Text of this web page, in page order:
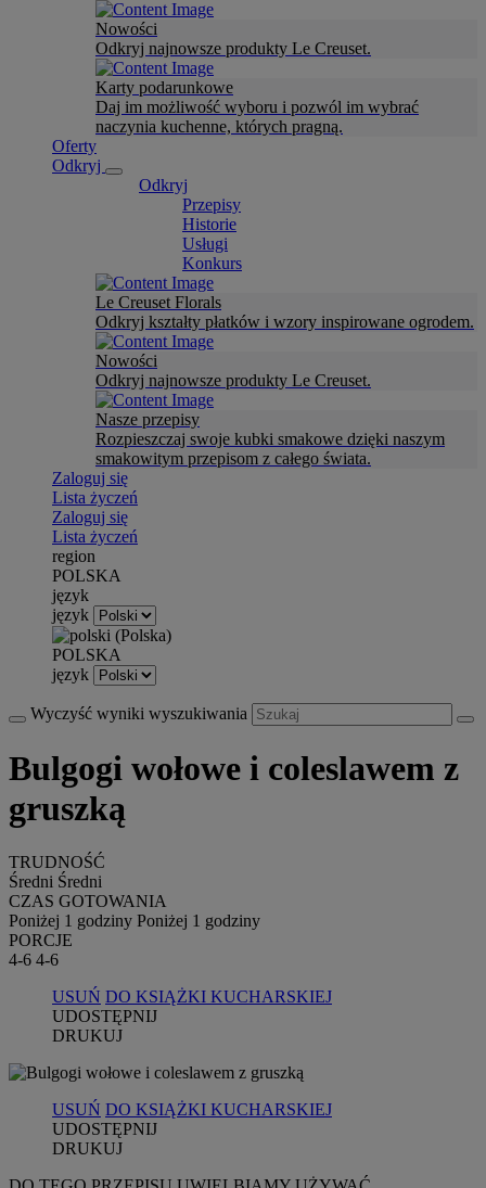
Nowości
Odkryj najnowsze produkty Le Creuset.
Karty podarunkowe
Daj im możliwość wyboru i pozwól im wybrać
naczynia kuchenne, których pragną.
Oferty
Odkryj
Odkryj
Przepisy
Historie
Usługi
Konkurs
Le Creuset Florals
Odkryj kształty płatków i wzory inspirowane ogrodem.
Nowości
Odkryj najnowsze produkty Le Creuset.
Nasze przepisy
Rozpieszczaj swoje kubki smakowe dzięki naszym
smakowitym przepisom z całego świata.
Zaloguj się
Lista życzeń
Zaloguj się
Lista życzeń
region
POLSKA
język
język
POLSKA
język
Wyczyść wyniki wyszukiwania
Bulgogi wołowe i coleslawem z
gruszką
TRUDNOŚĆ
Średni Średni
CZAS GOTOWANIA
Poniżej 1 godziny Poniżej 1 godziny
PORCJE
4-6 4-6
USUŃ DO KSIĄŻKI KUCHARSKIEJ
UDOSTĘPNIJ
DRUKUJ
USUŃ DO KSIĄŻKI KUCHARSKIEJ
UDOSTĘPNIJ
DRUKUJ